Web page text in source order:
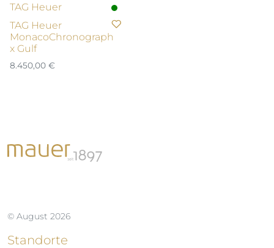
TAG Heuer
TAG Heuer
MonacoChronograph
x Gulf
8.450,00 €
© August 2026
Standorte